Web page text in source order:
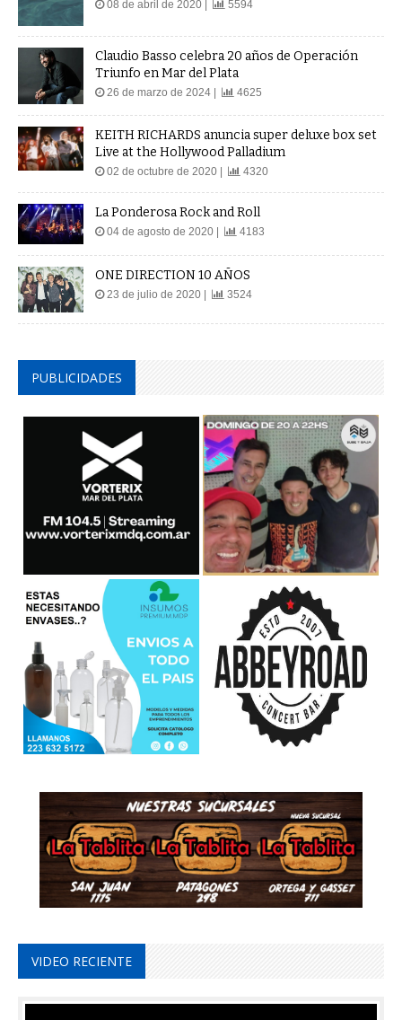
08 de abril de 2020 | 5594
Claudio Basso celebra 20 años de Operación
Triunfo en Mar del Plata
26 de marzo de 2024 | 4625
KEITH RICHARDS anuncia super deluxe box set
Live at the Hollywood Palladium
02 de octubre de 2020 | 4320
La Ponderosa Rock and Roll
04 de agosto de 2020 | 4183
ONE DIRECTION 10 AÑOS
23 de julio de 2020 | 3524
PUBLICIDADES
VIDEO RECIENTE